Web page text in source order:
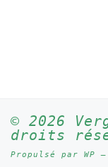
© 2026
droits
Propulsé par WP